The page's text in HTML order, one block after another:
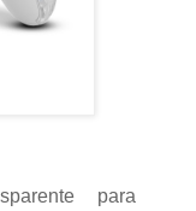
para